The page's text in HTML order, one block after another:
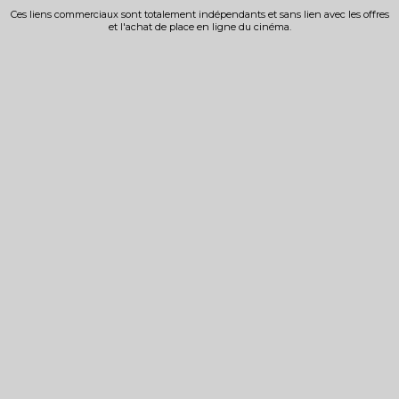
Ces liens commerciaux sont totalement indépendants et sans lien avec les offres
et l'achat de place en ligne du cinéma.